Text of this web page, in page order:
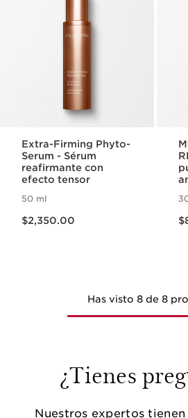
Extra-Firming Phyto-
Serum - Sérum
reafirmante con
efecto tensor
50 ml
$2,350.00
Has visto 8 de 8
¿Tienes
Nuestros expertos tienen